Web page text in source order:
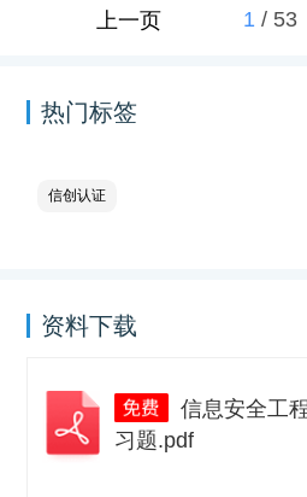
上一页 1 / 53
热门标签
信创认证
资料下载
信息安全工程师（中级）考试练
习题.pdf